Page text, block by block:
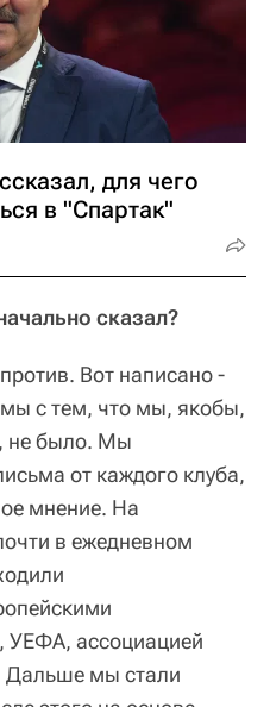
для чего
в "Спартак"
сказал?
Вот написано -
с тем, что мы, якобы,
не было. Мы
от каждого клуба,
мнение. На
в ежедневном
УЕФА, ассоциацией
Дальше мы стали